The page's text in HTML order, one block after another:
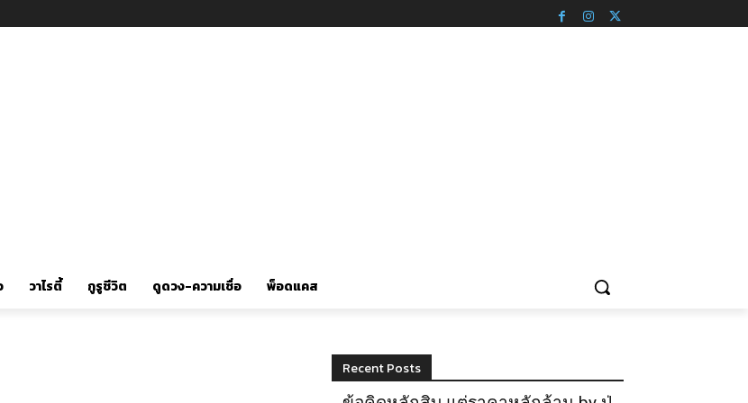
วาไรตี้ กูรูชีวิต ดูดวง-ความเชื่อ พ็อดแคส
Recent Posts